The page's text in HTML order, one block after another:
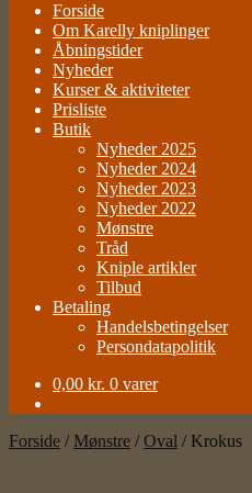
Forside
Om Karelly kniplinger
Åbningstider
Nyheder
Kurser & aktiviteter
Prisliste
Butik
Nyheder 2025
Nyheder 2024
Nyheder 2023
Nyheder 2022
Mønstre
Tråd
Kniple artikler
Tilbud
Betaling
Handelsbetingelser
Persondatapolitik
0,00 kr. 0 varer
Forside / Mønstre /Oval / Krokus